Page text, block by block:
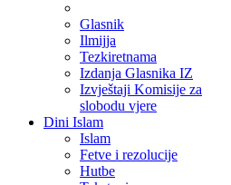
Glasnik
Ilmijja
Tezkiretnama
Izdanja Glasnika IZ
Izvještaji Komisije za
slobodu vjere
Dini Islam
Islam
Fetve i rezolucije
Hutbe